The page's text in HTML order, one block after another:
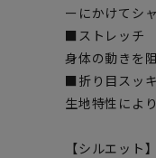
ーにかけてシ
■ストレッチ
身体の動きを
■折り目スッ
生地特性によ
【シルエット